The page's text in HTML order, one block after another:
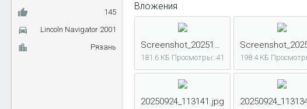
145
Lincoln Navigator 2001
Рязань
Вложения
Screenshot_20251001_110702_FORScan Lite.jpg
181.6 КБ Просмотры: 41 198.4 КБ
20250924_113141.jpg